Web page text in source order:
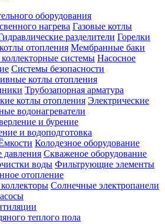
оборудования
нагрева Газовые котлы
разделители Горелки
отопления Мембранные баки
системы Насосное
Системы безопасности
котлы отопления
Трубозапорная арматура
котлы отопления Электрические
водонагреватели
и бурение
и водоподготовка
Колодезное оборудование
Скваженое оборудование
воды Фильтрующие элементы
отопление
Солнечные электропанели
теплого пола